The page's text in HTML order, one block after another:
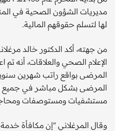
مديريات الشؤون الصحية في
لها لتسلم حقوقهم المالية.
من جهته، أكد الدكتور خالد
الإعلام الصحي والعلاقات، أنه
المرضى بواقع راتب شهرين
المرضى بشكل مباشر في جميع
مستشفيات ومستوصفات
وقال المرغلاني "إن مكافأة